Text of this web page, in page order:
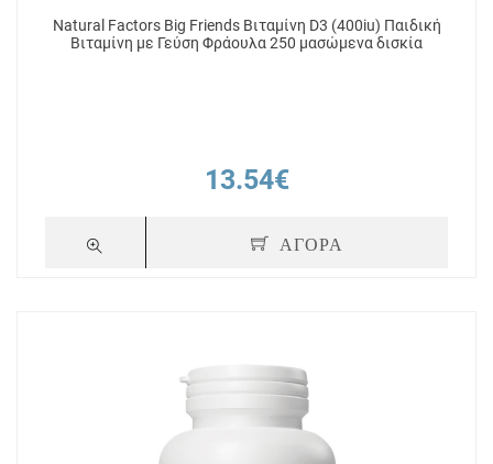
Natural Factors Big Friends Βιταμίνη D3 (400iu) Παιδική
Βιταμίνη με Γεύση Φράουλα 250 μασώμενα δισκία
13.54€
ΑΓΟΡΑ